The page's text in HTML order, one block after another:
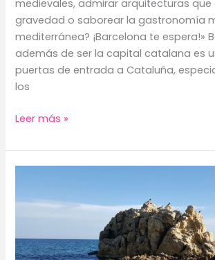
medievales, admirar arquitecturas
gravedad o saborear la gastronomía
mediterránea? ¡Barcelona te espera!»
además de ser la capital catalana es
puertas de entrada a Cataluña,
los
«Barcelona:
Guía
Completa
Enamorarse
Ciudad
Leer más »